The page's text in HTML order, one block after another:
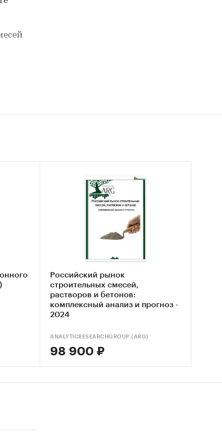
ВЭД:
Российский рынок
строительных смесей,
растворов и бетонов:
комплексный анализ и прогноз -
2024
ANALYTICRESEARCHGROUP (ARG)
98 900 ₽